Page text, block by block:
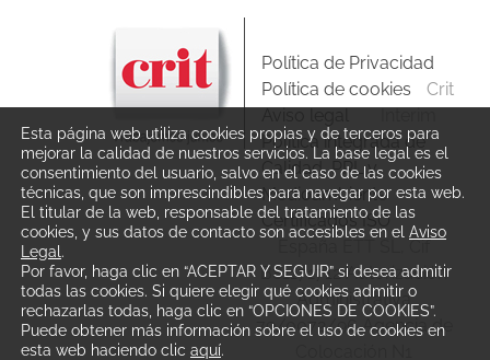
Política de Privacidad
Política de cookies
Política integrada de
Calidad, PRL y
Medioambiente
Certificados ISO
Crit
España ETT SL, Cif
B81171712 Autorización
Administrativa
79/0072/96 Agencia de
Esta página web utiliza cookies propias y de terceros para
mejorar la calidad de nuestros servicios. La base legal es el
consentimiento del usuario, salvo en el caso de las cookies
técnicas, que son imprescindibles para navegar por esta web.
El titular de la web, responsable del tratamiento de las
cookies, y sus datos de contacto son accesibles en el Aviso
Legal .
Por favor, haga clic en “ACEPTAR Y SEGUIR” si desea admitir
todas las cookies. Si quiere elegir qué cookies admitir o
rechazarlas todas, haga clic en “OPCIONES DE COOKIES”.
Puede obtener más información sobre el uso de cookies en
esta web haciendo clic aquí.